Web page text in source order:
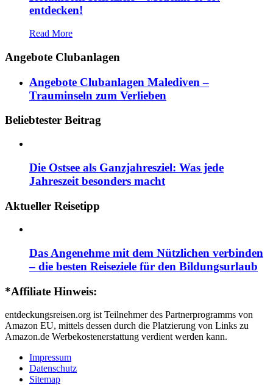
entdecken!
Read More
Angebote Clubanlagen
Angebote Clubanlagen Malediven –
Trauminseln zum Verlieben
Beliebtester Beitrag
Die Ostsee als Ganzjahresziel: Was jede
Jahreszeit besonders macht
Aktueller Reisetipp
Das Angenehme mit dem Nützlichen verbinden
– die besten Reiseziele für den Bildungsurlaub
*Affiliate Hinweis:
entdeckungsreisen.org ist Teilnehmer des Partnerprogramms von
Amazon EU, mittels dessen durch die Platzierung von Links zu
Amazon.de Werbekostenerstattung verdient werden kann.
Impressum
Datenschutz
Sitemap